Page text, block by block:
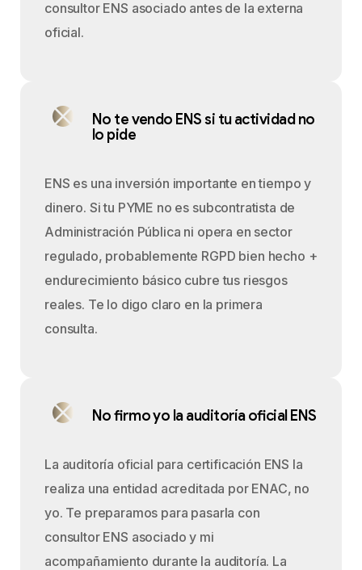
consultor ENS asociado antes de la externa
oficial.
No te vendo ENS si tu actividad no
lo pide
ENS es una inversión importante en tiempo y
dinero. Si tu PYME no es subcontratista de
Administración Pública ni opera en sector
regulado, probablemente RGPD bien hecho +
endurecimiento básico cubre tus riesgos
reales. Te lo digo claro en la primera
consulta.
No firmo yo la auditoría oficial ENS
La auditoría oficial para certificación ENS la
realiza una entidad acreditada por ENAC, no
yo. Te preparamos para pasarla con
consultor ENS asociado y mi
acompañamiento durante la auditoría. La